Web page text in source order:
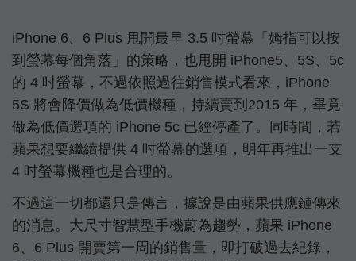
iPhone 6、6 Plus 甩開最早 3.5 吋螢幕「姆指可以按
到螢幕每個角落」的策略，也甩開 iPhone5、5S、5c
的 4 吋螢幕，不過依照過往銷售模式看來，iPhone
5S 將會降價做為低價機種，持續賣到2015 年，畢竟
做為低價選項的 iPhone 5c 已經停產了。同時間，若
蘋果想要繼續提供 4 吋螢幕的選項，明年再推出一支
4 吋螢幕機種也是合理的。
不過這一切都還只是傳言，據說是由蘋果供應鏈傳來
的消息。大尺寸智慧型手機蔚為趨勢，蘋果 iPhone
6、6 Plus 開賣第一周的銷售量，即打破過去紀錄，